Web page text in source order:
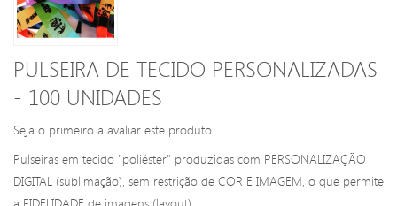
PULSEIRA DE TECIDO PERSONALIZADAS
- 100 UNIDADES
Seja o primeiro a avaliar este produto
Pulseiras em tecido "poliéster" produzidas com PERSONALIZAÇÃO
DIGITAL (sublimação), sem restrição de COR E IMAGEM, o que permite